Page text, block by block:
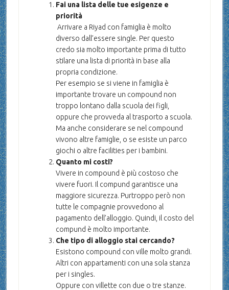
Fai una lista delle tue esigenze e
priorità
Arrivare a Riyad con famiglia è molto
diverso dall’essere single. Per questo
credo sia molto importante prima di tutto
stilare una lista di priorità in base alla
propria condizione.
Per esempio se si viene in famiglia è
importante trovare un compound non
troppo lontano dalla scuola dei figli,
oppure che provveda al trasporto a scuola.
Ma anche considerare se nel compound
vivono altre famiglie, o se esiste un parco
giochi o altre facilities per i bambini.
Quanto mi costi?
Vivere in compound è più costoso che
vivere fuori. Il compund garantisce una
maggiore sicurezza. Purtroppo però non
tutte le compagnie provvedono al
pagamento dell’alloggio. Quindi, il costo del
compund è molto importante.
Che tipo di alloggio stai cercando?
Esistono compound con ville molto grandi.
Altri con appartamenti con una sola stanza
per i singles.
Oppure con villette con due o tre stanze.